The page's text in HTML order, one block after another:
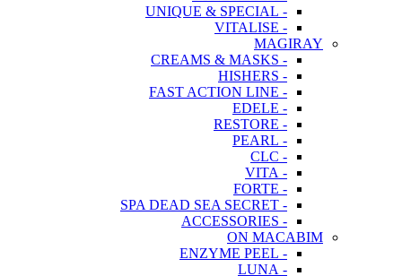
- UNIQUE & SPECIAL
- VITALISE
MAGIRAY
- CREAMS & MASKS
- HISHERS
- FAST ACTION LINE
- EDELE
- RESTORE
- PEARL
- CLC
- VITA
- FORTE
- SPA DEAD SEA SECRET
- ACCESSORIES
ON MACABIM
- ENZYME PEEL
- LUNA